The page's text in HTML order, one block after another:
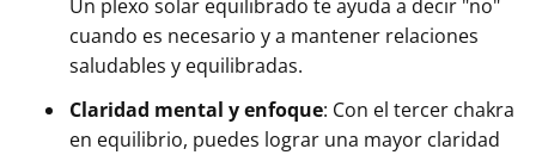
Un plexo solar equilibrado te ayuda a decir "no"
cuando es necesario y a mantener relaciones
saludables y equilibradas.
Claridad mental y enfoque: Con el tercer chakra
en equilibrio, puedes lograr una mayor claridad